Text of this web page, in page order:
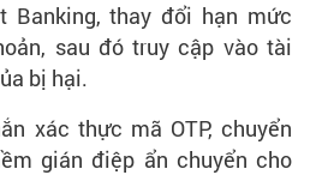
Banking, thay đổi hạn mức
sau đó truy cập vào tài
bị hại.
xác thực mã OTP, chuyển
gián điệp ẩn chuyển cho